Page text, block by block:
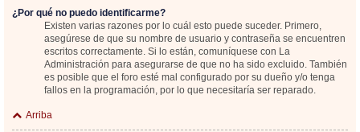
¿Por qué no puedo identificarme?
Existen varias razones por lo cuál esto puede suceder. Primero,
asegúrese de que su nombre de usuario y contraseña se encuentren
escritos correctamente. Si lo están, comuníquese con La
Administración para asegurarse de que no ha sido excluido. También
es posible que el foro esté mal configurado por su dueño y/o tenga
fallos en la programación, por lo que necesitaría ser reparado.
Arriba